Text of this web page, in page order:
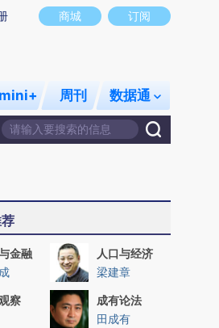
偏差。不代表财新观点和立场。推荐点击链接阅
商城 订阅
mini+ 周刊 数据通
金融
人口与经济
梁建章
察
成有论法
田成有